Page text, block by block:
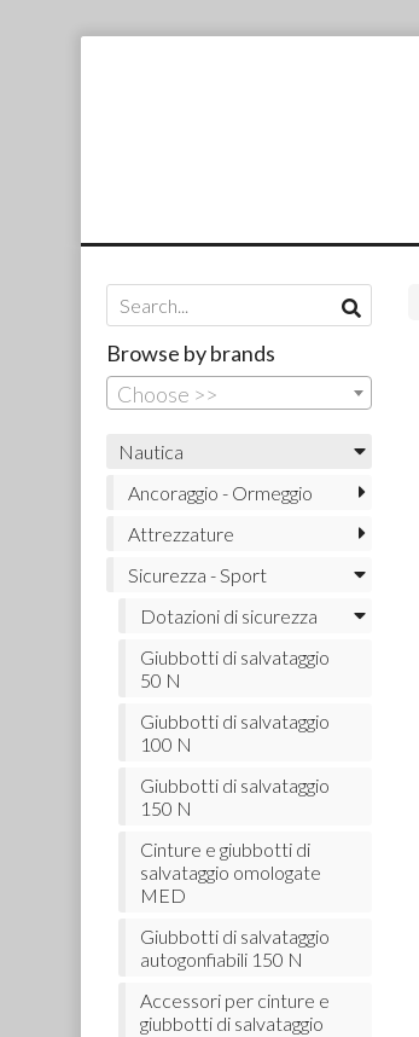
Browse by brands
Choose >>
Nautica
Ancoraggio - Ormeggio
Attrezzature
Sicurezza - Sport
Dotazioni di sicurezza
Giubbotti di salvataggio
50 N
Giubbotti di salvataggio
100 N
Giubbotti di salvataggio
150 N
Cinture e giubbotti di
salvataggio omologate
MED
Giubbotti di salvataggio
autogonfiabili 150 N
Accessori per cinture e
giubbotti di salvataggio